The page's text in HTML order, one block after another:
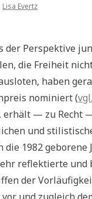
Lisa Evertz
der Perspektive
die Freiheit
haben
nominiert (
erhält — zu Recht
und
die 1982
reflektierte und
der
und zugleich